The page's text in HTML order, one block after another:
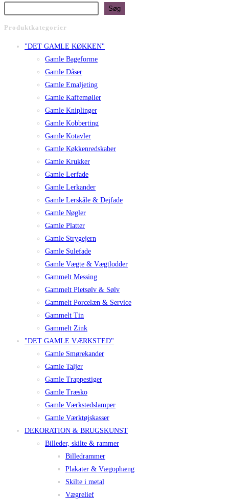
Søg
Produktkategorier
"DET GAMLE KØKKEN"
Gamle Bageforme
Gamle Dåser
Gamle Emaljeting
Gamle Kaffemøller
Gamle Kniplinger
Gamle Kobberting
Gamle Kotavler
Gamle Køkkenredskaber
Gamle Krukker
Gamle Lerfade
Gamle Lerkander
Gamle Lerskåle & Dejfade
Gamle Nøgler
Gamle Platter
Gamle Strygejern
Gamle Sulefade
Gamle Vægte & Vægtlodder
Gammelt Messing
Gammelt Pletsølv & Sølv
Gammelt Porcelæn & Service
Gammelt Tin
Gammelt Zink
"DET GAMLE VÆRKSTED"
Gamle Smørekander
Gamle Taljer
Gamle Trappestiger
Gamle Træsko
Gamle Værkstedslamper
Gamle Værktøjskasser
DEKORATION & BRUGSKUNST
Billeder, skilte & rammer
Billedrammer
Plakater & Vægophæng
Skilte i metal
Vægrelief